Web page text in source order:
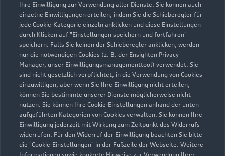
Ihre Einwilligung zur Verwendung aller Dienste. Sie können auch
einzelne Einwilligungen erteilen, indem Sie die Schieberegler für
jede Cookie-Kategorie einzeln anklicken und diese Einstellungen
durch Klicken auf "Einstellungen speichern und fortfahren"
speichern. Falls Sie keinen der Schieberegler anklicken, werden
nur die notwendigen Cookies (z. B. der Ensighten Privacy
Manager, unser Einwilligungsmanagementtool) verwendet. Sie
sind nicht gesetzlich verpflichtet, in die Verwendung von Cookies
einzuwilligen, aber wenn Sie Ihre Einwilligung nicht erteilen,
können Sie bestimmte unserer Dienste möglicherweise nicht
nutzen. Sie können Ihre Cookie-Einstellungen anhand der unten
aufgeführten Kategorien von Cookies verwalten. Sie können Ihre
Einwilligung jederzeit mit Wirkung zum Zeitpunkt des Widerrufs
widerrufen. Für den Widerruf der Einwilligung beachten Sie bitte
die "Cookie-Einstellungen" in der Fußzeile der Webseite. Weitere
info@berlin.audi
Kontaktdaten herunterladen
Öffnungszeiten
Verkauf
Geschlossen, öffnet am Samstag 09:00